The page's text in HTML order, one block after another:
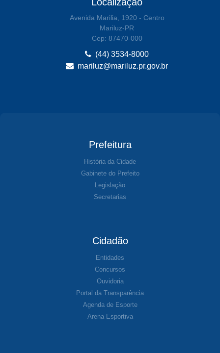
Avenida Marilia, 1920 - Centro
Mariluz-PR
Cep: 87470-000
(44) 3534-8000
mariluz@mariluz.pr.gov.br
Prefeitura
História da Cidade
Gabinete do Prefeito
Legislação
Secretarias
Cidadão
Entidades
Concursos
Ouvidoria
Portal da Transparência
Agenda de Esporte
Arena Esportiva